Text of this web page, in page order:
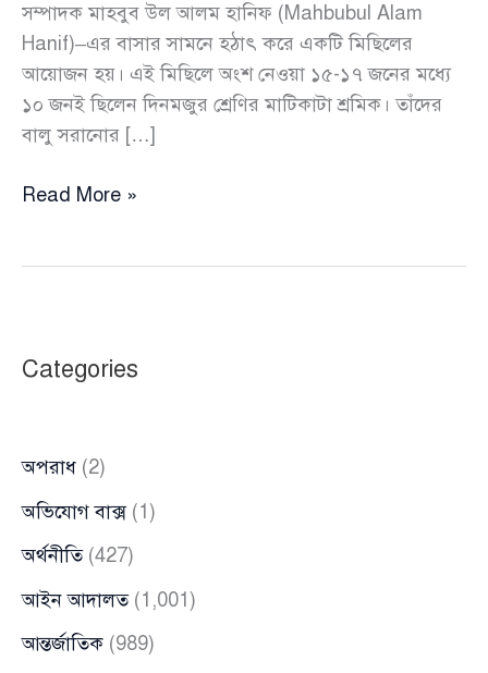
সম্পাদক মাহবুব উল আলম হানিফ (Mahbubul Alam
Hanif)–এর বাসার সামনে হঠাৎ করে একটি মিছিলের
আয়োজন হয়। এই মিছিলে অংশ নেওয়া ১৫-১৭ জনের মধ্যে
১০ জনই ছিলেন দিনমজুর শ্রেণির মাটিকাটা শ্রমিক। তাঁদের
বালু সরানোর […]
বালু
কারাগারে
শ্রমিক
Read More »
Categories
অপরাধ (2)
অভিযোগ বাক্স(1)
অর্থনীতি(427)
আইন আদালত(1,001)
আন্তর্জাতিক (989)